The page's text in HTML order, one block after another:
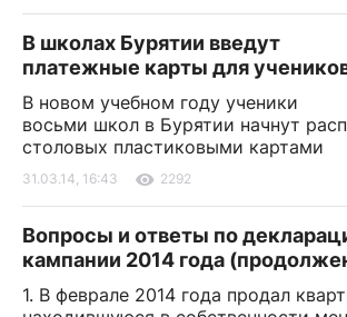
В школах Бурятии введут
платежные карты для
В новом учебном году ученики
восьми школ в Бурятии начнут
столовых пластиковыми картами
31.03.14, 16:43 2292
Вопросы и ответы по
кампании 2014 года
1. В феврале 2014 года продал